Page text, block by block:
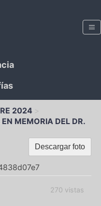
2024
MEMORIA DEL DR.
Descargar foto
270 vistas